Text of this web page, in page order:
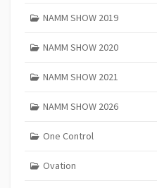
NAMM SHOW 2019
NAMM SHOW 2020
NAMM SHOW 2021
NAMM SHOW 2026
One Control
Ovation